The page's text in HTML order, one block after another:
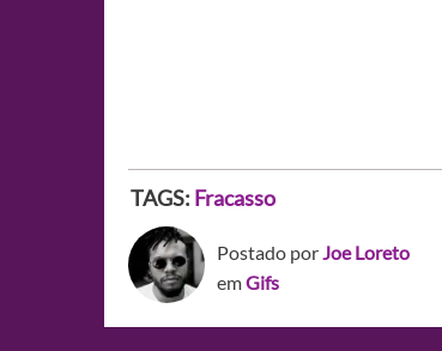
TAGS: Fracasso
Postado porJoe Loreto
emGifs